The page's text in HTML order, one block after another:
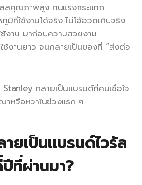
สคุณภาพสูง ทนแรงกระแทก
มิที่ใช้งานได้จริง ไม่โอ้อวดเกินจริง
ช้งาน มาก่อนความสวยงาม
ช้งานยาว จนกลายเป็นของที่ “ส่งต่อ
Stanley กลายเป็นแบรนด์ที่คนเชื่อใจ
าหวือหวาในช่วงแรก ๆ
ยเป็นแบรนด์ไวรัล
ที่ผ่านมา?